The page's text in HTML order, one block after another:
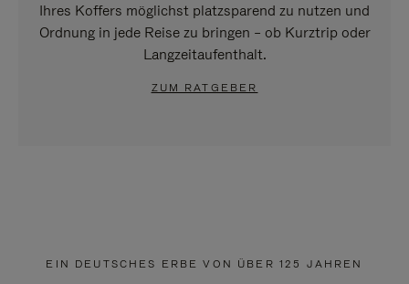
Ihres Koffers möglichst platzsparend zu nutzen und
Ordnung in jede Reise zu bringen – ob Kurztrip oder
Langzeitaufenthalt.
ZUM RATGEBER
EIN DEUTSCHES ERBE VON ÜBER 125 JAHREN